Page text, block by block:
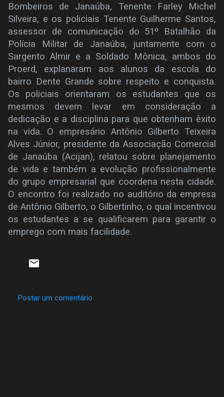
Bombeiros de Janaúba, Tenente Farley Michel
Silveira, e os policiais Tenente Guilherme Santos,
assessor de comunicação do 51º Batalhão da
Polícia Militar de Janaúba, juntamente com o
Sargento Almir e a Soldado Mônica, ambos do
Proerd, explanaram aos alunos da escola do
bairro Dente Grande sobre respeito e conquista.
Os policiais orientaram os estudantes que os
mesmos devem levar em consideração a
dedicação e a disciplina para que obtenham êxito
na vida. O empresário Antônio Gilberto Teixeira
Alves Júnior, presidente da Associação Comercial
de Janaúba (Acijan), relatou sobre planejamento
de vida e também a evolução profissionalmente
do grupo empresarial que coordena nesta cidade.
O encontro foi realizado no auditório da empresa
de Antônio Gilberto, o Gilbertinho, o qual incentivou
os estudantes a se qualificarem para garantir o
emprego com mais facilidade.
Postar um comentário